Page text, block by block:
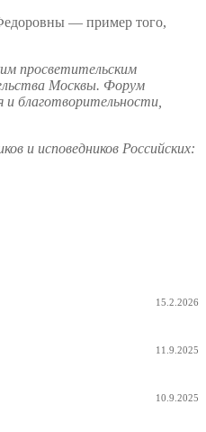
— пример того,
просветительским
Москвы. Форум
благотворительности,
и исповедников Российских:
15.2.2026
11.9.2025
10.9.2025